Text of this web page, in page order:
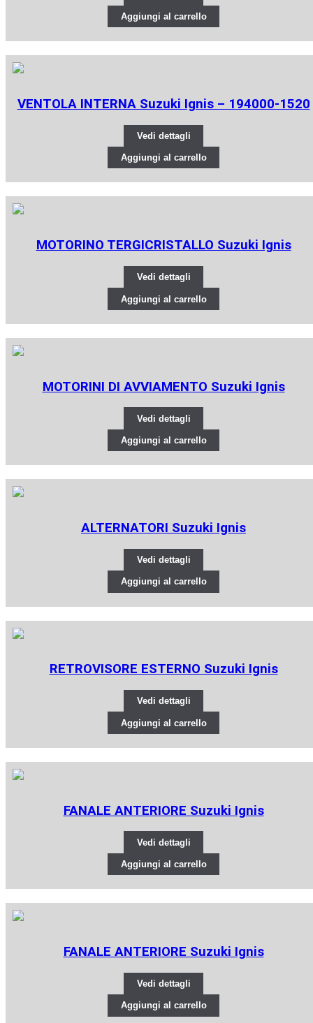
Aggiungi al carrello
VENTOLA INTERNA Suzuki Ignis – 194000-1520
Vedi dettagli
Aggiungi al carrello
MOTORINO TERGICRISTALLO Suzuki Ignis
Vedi dettagli
Aggiungi al carrello
MOTORINI DI AVVIAMENTO Suzuki Ignis
Vedi dettagli
Aggiungi al carrello
ALTERNATORI Suzuki Ignis
Vedi dettagli
Aggiungi al carrello
RETROVISORE ESTERNO Suzuki Ignis
Vedi dettagli
Aggiungi al carrello
FANALE ANTERIORE Suzuki Ignis
Vedi dettagli
Aggiungi al carrello
FANALE ANTERIORE Suzuki Ignis
Vedi dettagli
Aggiungi al carrello